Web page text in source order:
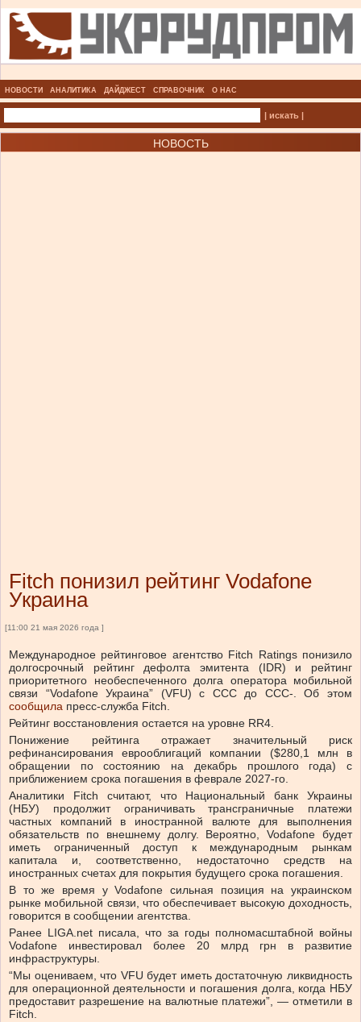
НОВОСТИ АНАЛИТИКА ДАЙДЖЕСТ СПРАВОЧНИК О НАС
| искать |
НОВОСТЬ
Fitch понизил рейтинг Vodafone
Украина
[11:00 21 мая 2026 года ]
Международное рейтинговое агентство Fitch Ratings понизило
долгосрочный рейтинг дефолта эмитента (IDR) и рейтинг
приоритетного необеспеченного долга оператора мобильной
связи “Vodafone Украина” (VFU) с CCC до CCC-. Об этом
сообщила пресс-служба Fitch.
Рейтинг восстановления остается на уровне RR4.
Понижение рейтинга отражает значительный риск
рефинансирования еврооблигаций компании ($280,1 млн в
обращении по состоянию на декабрь прошлого года) с
приближением срока погашения в феврале 2027-го.
Аналитики Fitch считают, что Национальный банк Украины
(НБУ) продолжит ограничивать трансграничные платежи
частных компаний в иностранной валюте для выполнения
обязательств по внешнему долгу. Вероятно, Vodafone будет
иметь ограниченный доступ к международным рынкам
капитала и, соответственно, недостаточно средств на
иностранных счетах для покрытия будущего срока погашения.
В то же время у Vodafone сильная позиция на украинском
рынке мобильной связи, что обеспечивает высокую доходность,
говорится в сообщении агентства.
Ранее LIGA.net писала, что за годы полномасштабной войны
Vodafone инвестировал более 20 млрд грн в развитие
инфраструктуры.
“Мы оцениваем, что VFU будет иметь достаточную ликвидность
для операционной деятельности и погашения долга, когда НБУ
предоставит разрешение на валютные платежи”, — отметили в
Fitch.